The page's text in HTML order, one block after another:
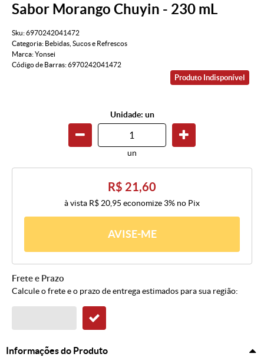
Sabor Morango Chuyin - 230 mL
Sku:6970242041472
Categoria: Bebidas Sucos e Refrescos
Marca:Yonsei
Código de Barras:6970242041472
Produto Indisponível
Unidade: un
un
R$ 21,60
à vista R$ 20,95 economize 3% no Pix
AVISE-ME
Frete e Prazo
Calcule o frete e o prazo de entrega estimados para sua região:
Informações do Produto